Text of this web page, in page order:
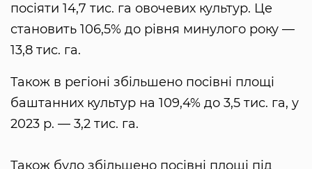
посіяти 14,7 тис. га овочевих культур. Це
становить 106,5% до рівня минулого року —
13,8 тис. га.
Також в регіоні збільшено посівні площі
баштанних культур на 109,4% до 3,5 тис. га, у
2023 р. — 3,2 тис. га.
Також було збільшено посівні площі під